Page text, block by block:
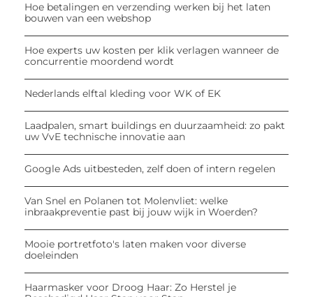
Hoe betalingen en verzending werken bij het laten
bouwen van een webshop
Hoe experts uw kosten per klik verlagen wanneer de
concurrentie moordend wordt
Nederlands elftal kleding voor WK of EK
Laadpalen, smart buildings en duurzaamheid: zo pakt
uw VvE technische innovatie aan
Google Ads uitbesteden, zelf doen of intern regelen
Van Snel en Polanen tot Molenvliet: welke
inbraakpreventie past bij jouw wijk in Woerden?
Mooie portretfoto's laten maken voor diverse
doeleinden
Haarmasker voor Droog Haar: Zo Herstel je